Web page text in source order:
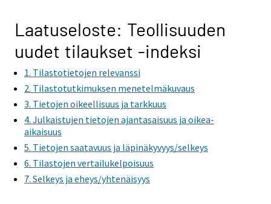
Laatuseloste: Teollisuuden
uudet tilaukset -indeksi
1. Tilastotietojen relevanssi
2. Tilastotutkimuksen menetelmäkuvaus
3. Tietojen oikeellisuus ja tarkkuus
4. Julkaistujen tietojen ajantasaisuus ja oikea-
aikaisuus
5. Tietojen saatavuus ja läpinäkyvyys/selkeys
6. Tilastojen vertailukelpoisuus
7. Selkeys ja eheys/yhtenäisyys